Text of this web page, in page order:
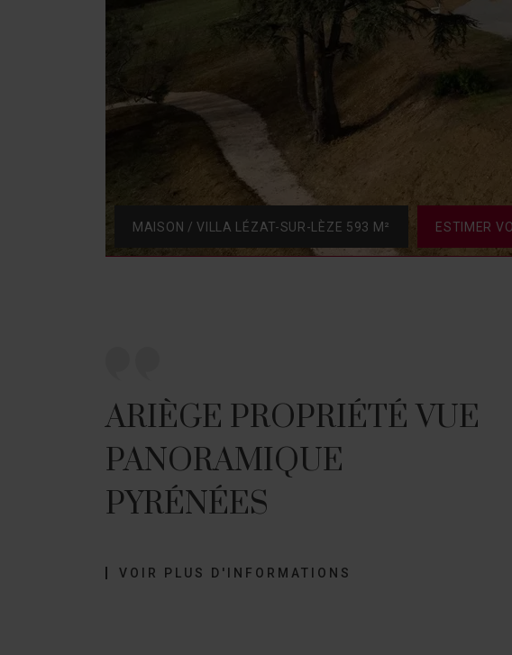
MAISON / VILLA LÉZAT-SUR-LÈZE 593 M² ESTIMER
ARIÈGE PROPRIÉTÉ VUE
PANORAMIQUE
PYRÉNÉES
VOIR PLUS D'INFORMATIONS